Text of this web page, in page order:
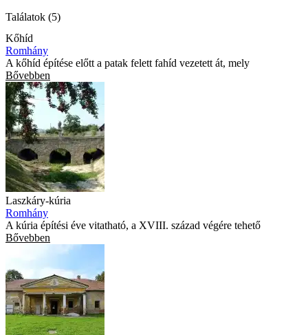
Találatok (5)
Kőhíd
Romhány
A kőhíd építése előtt a patak felett fahíd vezetett át, mely
Bővebben
Laszkáry-kúria
Romhány
A kúria építési éve vitatható, a XVIII. század végére tehető
Bővebben